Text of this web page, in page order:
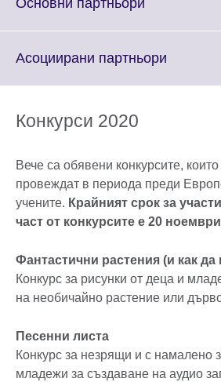
Основни партньори
More
Асоциирани партньори
Конкурси 2020
Вече са обявени конкурсите,
провеждат в периода преди
учените. Крайният срок за
част от конкурсите е 20 ноември
Фантастични растения (и как да
Конкурс за рисунки от деца и
на необичайно растение или
Песенни листа
Конкурс за незрящи и с намалено
младежи за създаване на аудио